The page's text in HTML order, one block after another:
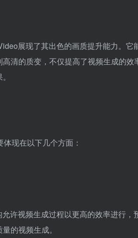
展现了其出色的画质提升能力。
清的质变，不仅提高了视频生成的
现在以下几个方面：
许视频生成过程以更高的效率进行
的视频生成。